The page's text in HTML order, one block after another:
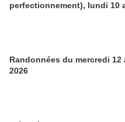
perfectionnement), lundi 10
Randonnées du mercredi 12
2026